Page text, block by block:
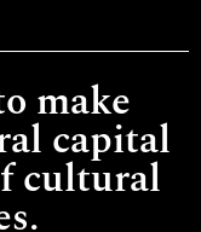
make
capital
cultural